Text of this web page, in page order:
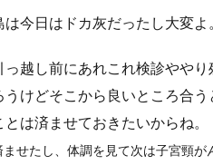
今日はドカ灰だったし大変よ
っ越し前にあれこれ検診やや
うけどそこから良いところ合
は済ませておきたいからね。
せたし、体調を見て次は子宮頸が